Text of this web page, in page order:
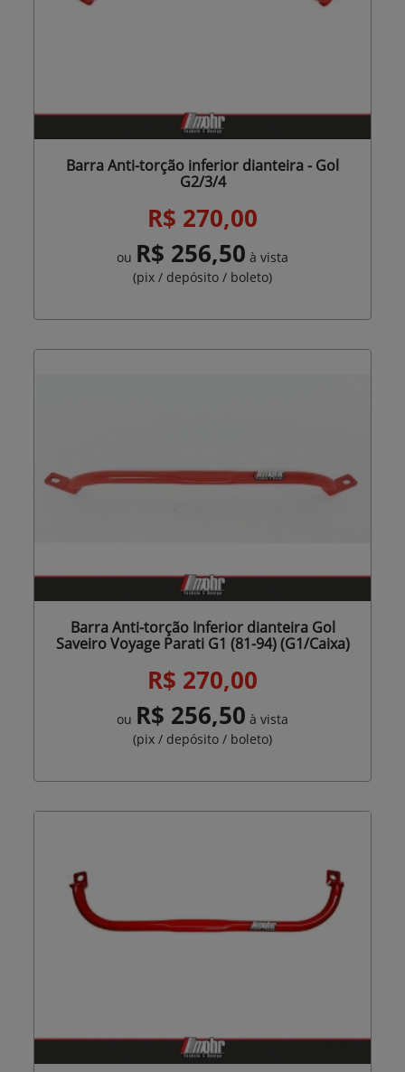
Barra Anti-torção inferior dianteira - Gol
G2/3/4
R$ 270,00
ou R$ 256,50 à vista
(pix / depósito / boleto)
Barra Anti-torção Inferior dianteira Gol
Saveiro Voyage Parati G1 (81-94) (G1/Caixa)
R$ 270,00
ou R$ 256,50 à vista
(pix / depósito / boleto)